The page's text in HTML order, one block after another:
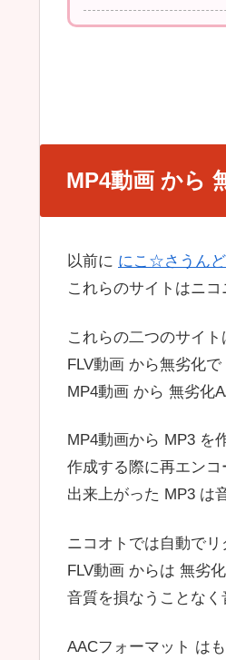
MP4動画 から
以前に にこ☆さうん
これらのサイトはニ
これらの二つのサイ
FLV動画 から無劣化
MP4動画 から 無劣化
MP4動画から MP3 を
作成する際に再エンコ
出来上がった MP3 は
ニコオトでは自動で
FLV動画 からは 無劣
音質を損なうことなく
AACフォーマット は